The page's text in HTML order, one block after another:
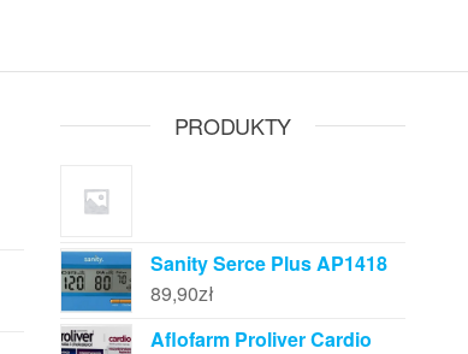
PRODUKTY
Sanity Serce Plus AP1418
89,90zł
Aflofarm Proliver Cardio